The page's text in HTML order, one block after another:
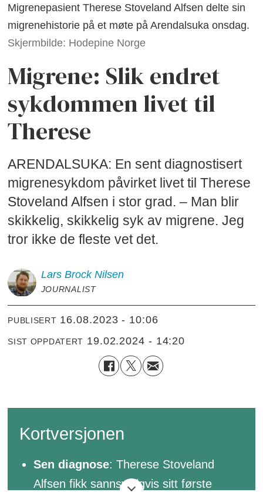
Migrenepasient Therese Stoveland Alfsen delte sin
migrenehistorie på et møte på Arendalsuka onsdag.
Skjermbilde: Hodepine Norge
Migrene: Slik endret
sykdommen livet til
Therese
ARENDALSUKA: En sent diagnostisert
migrenesykdom påvirket livet til Therese
Stoveland Alfsen i stor grad. – Man blir
skikkelig, skikkelig syk av migrene. Jeg
tror ikke de fleste vet det.
Lars Brock Nilsen
JOURNALIST
PUBLISERT 16.08.2023 - 10:06
SIST OPPDATERT 19.02.2024 - 14:20
Kortversjonen
Sen diagnose: Therese Stoveland
Alfsen fikk sannsynligvis sitt første